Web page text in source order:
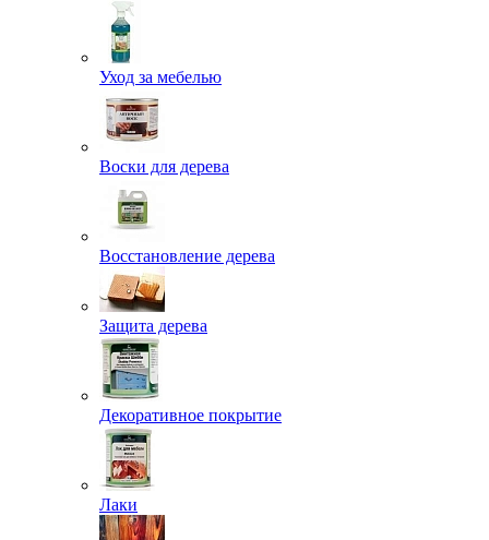
Уход за мебелью
Воски для дерева
Восстановление дерева
Защита дерева
Декоративное покрытие
Лаки